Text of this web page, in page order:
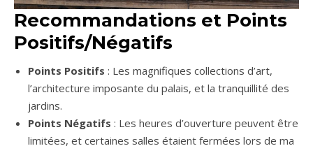
Recommandations et Points
Positifs/Négatifs
Points Positifs : Les magnifiques collections d’art,
l’architecture imposante du palais, et la tranquillité des
jardins.
Points Négatifs : Les heures d’ouverture peuvent être
limitées, et certaines salles étaient fermées lors de ma